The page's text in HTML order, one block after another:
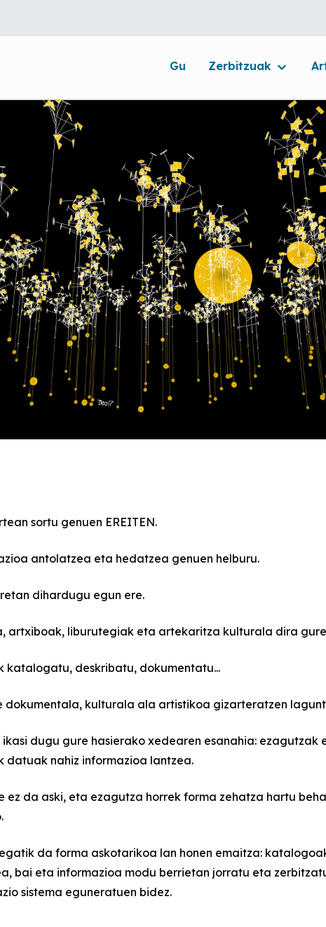
Gu Zerbitzuak
sortu genuen EREITEN.
antolatzea eta hedatzea genuen helburu.
dihardugu egun ere.
artxiboak, liburutegiak eta artekaritza kulturala dira
katalogatu, deskribatu, dokumentatu...
dokumentala, kulturala ala artistikoa gizarteratzen
dugu gure hasierako xedearen esanahia: ezagutzak
datuak nahiz informazioa lantzea.
ez da aski, eta ezagutza horrek forma zehatza hartu
da forma askotarikoa lan honen emaitza:
bai eta informazioa modu berrietan jorratu eta
sistema eguneratuen bidez.